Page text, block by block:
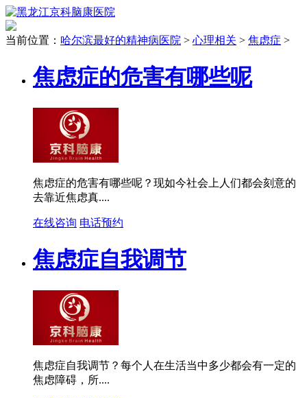
当前位置： 哈尔滨最好的精神病医院 > 心理相关 > 焦虑症 >
焦虑症的危害有哪些呢
焦虑症的危害有哪些呢？现如今社会上人们都会刻意的
去靠近焦虑真....
在线咨询 电话预约
焦虑症自我调节
焦虑症自我调节？每个人在生活当中多少都会有一定的
焦虑障碍，所....